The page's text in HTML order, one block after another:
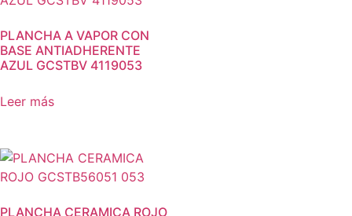
PLANCHA A VAPOR CON
BASE ANTIADHERENTE
AZUL GCSTBV 4119053
Leer más
PLANCHA CERAMICA ROJO